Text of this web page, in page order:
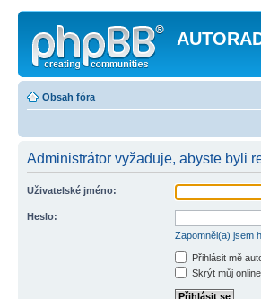
Obsah fóra
Administrátor vyžaduje, abyste byli
Uživatelské jméno:
Heslo:
Zapomněl(a) jsem
Přihlásit mě
Skrýt můj